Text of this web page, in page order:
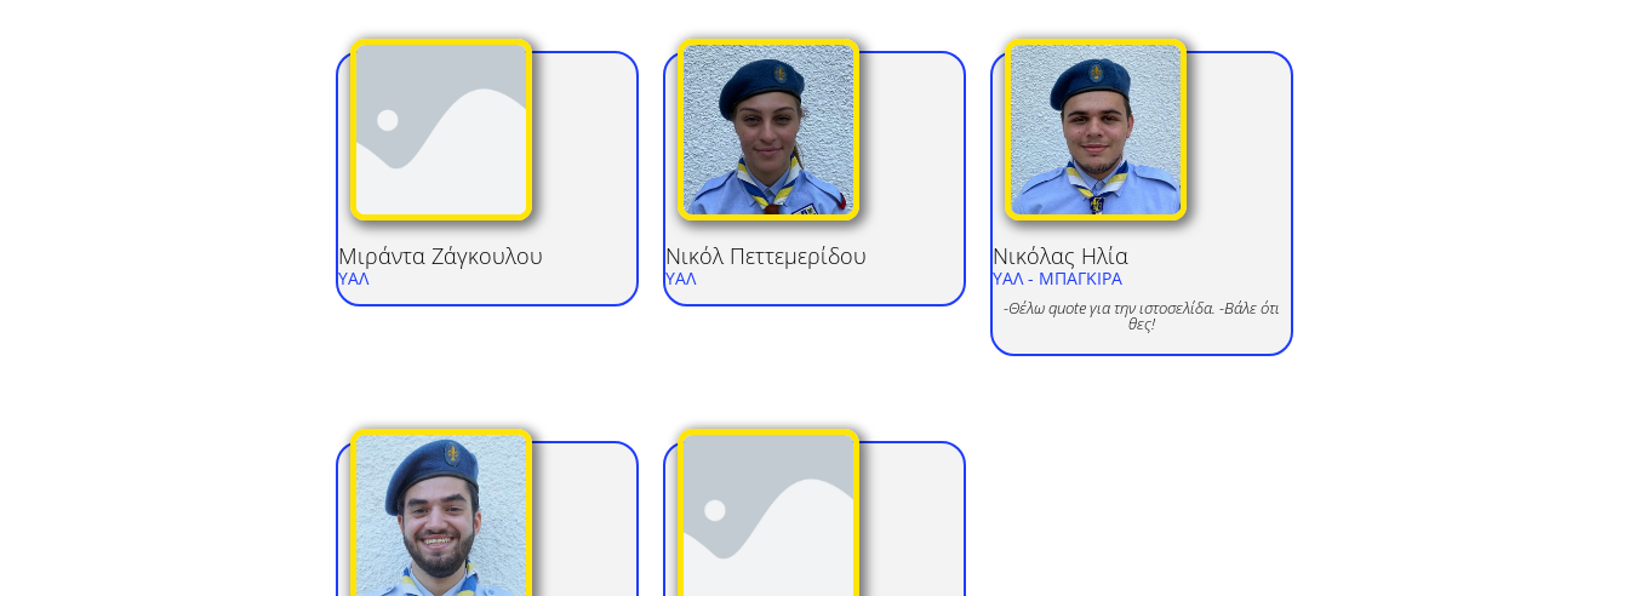
Μιράντα Ζάγκουλου
ΥΑΛ
Νικόλ Πεττεμερίδου
ΥΑΛ
Νικόλας Ηλία
ΥΑΛ - ΜΠΑΓΚΙΡΑ
-Θέλω quote για την ιστοσελίδα. -Βάλε ότι
θες!